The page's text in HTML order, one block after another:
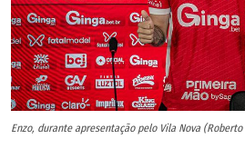
Enzo, durante apresentação pelo Vila Nova